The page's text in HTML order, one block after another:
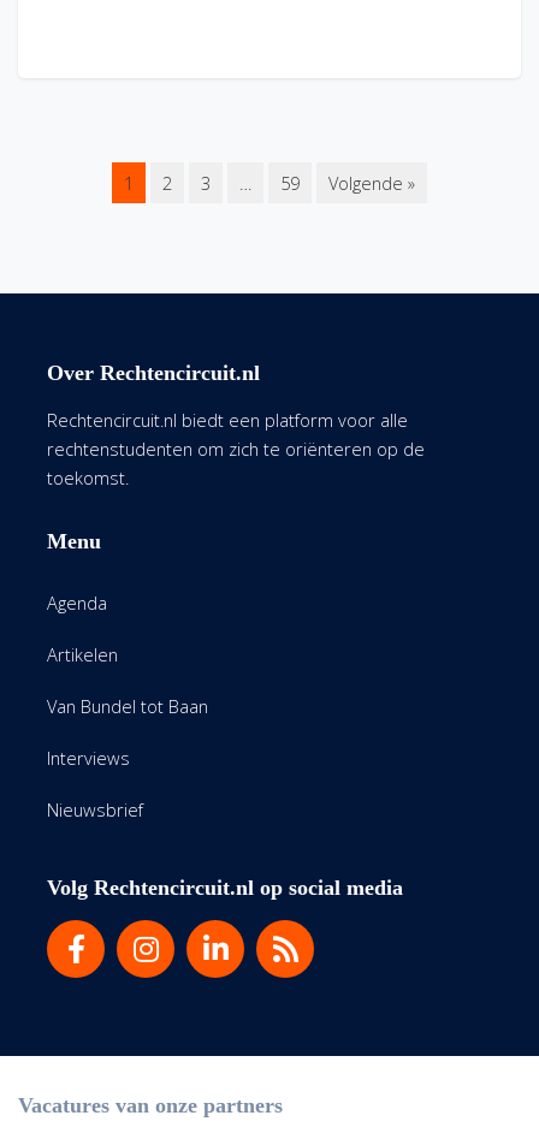
1 2 3 … 59 Volgende »
Over Rechtencircuit.nl
Rechtencircuit.nl biedt een platform voor alle
rechtenstudenten om zich te oriënteren op de
toekomst.
Menu
Agenda
Artikelen
Van Bundel tot Baan
Interviews
Nieuwsbrief
Volg Rechtencircuit.nl op social media
Vacatures van onze partners